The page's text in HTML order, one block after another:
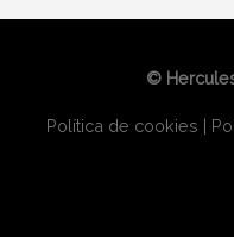
©
Política de cookies |